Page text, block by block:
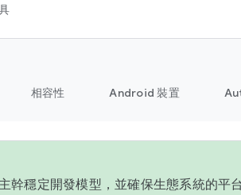
相容性 Android 裝置
幹穩定開發模型，並確保生態系統的平